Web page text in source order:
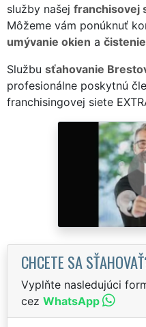
služby našej franchisovej
Môžeme vám ponúknuť
umývanie okien a čistenie
Službu sťahovanie
profesionálne poskytnú
franchisingovej siete
CHCETE SA
Vyplňte nasledujúci
cez WhatsApp